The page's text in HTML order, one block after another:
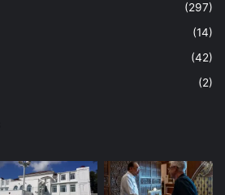
(297)
(14)
(42)
(2)